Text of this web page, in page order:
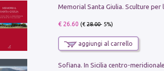
€ 26.60 (€28.00- 5%)
aggiungi al carrello